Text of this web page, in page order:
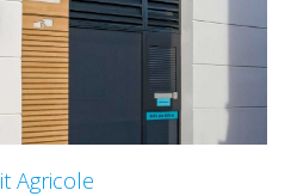
Crédit Agricole